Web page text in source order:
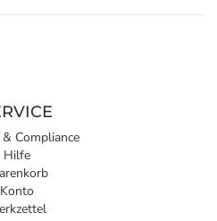
Compliance
Hilfe
Konto